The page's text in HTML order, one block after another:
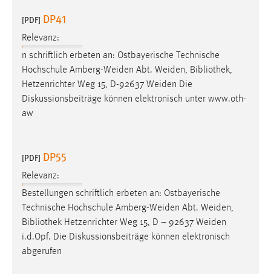
[PDF] DP41
Relevanz:
n schriftlich erbeten an: Ostbayerische Technische
Hochschule Amberg-Weiden Abt. Weiden, Bibliothek,
Hetzenrichter Weg 15, D-92637 Weiden Die
Diskussionsbeiträge können elektronisch unter www.oth-
aw
[PDF] DP55
Relevanz:
Bestellungen schriftlich erbeten an: Ostbayerische
Technische Hochschule Amberg-Weiden Abt. Weiden,
Bibliothek Hetzenrichter Weg 15, D – 92637 Weiden
i.d.Opf. Die Diskussionsbeiträge können elektronisch
abgerufen
Zweck:
Wird benötigt um die Chatfunktion nutzen zu können.
Cookie Laufzeit:
MibewSessionID, mibew-chat-frame-style-
5e9dbeb1811c0446 = Sitzungslaufzeit, mibew_locale = 3
Jahre, MIBEW_UserID = 1 Jahr
Name:
Zweck:
Dieser Cookie ist notwendig um sich an der Website
einloggen zu können.
Cookie Laufzeit:
24 Stunden